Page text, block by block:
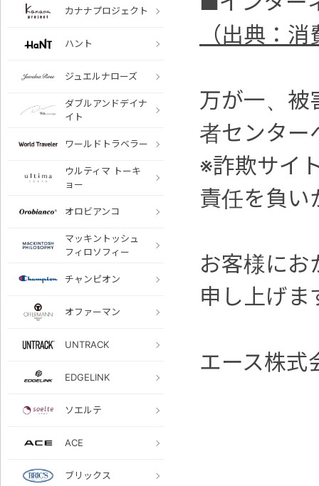
カナナプロジェクト
ハント
ジュエルナローズ
ダブルアンドデイナ
イト
ワールドトラベラー
ウルティマ トーキ
ョー
オロビアンコ
マッキントッシュ
フィロソフィー
チャンピオン
オファーマン
UNTRACK
EDGELINK
ソエルテ
ACE
ブリックス
（出典：
万が一、被
者センター
※詐欺サイ
責任を負い
お客様にお
申し上げま
エース株式